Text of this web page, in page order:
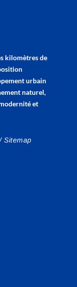
kilomètres de
urbain
naturel,
et
/Sitemap